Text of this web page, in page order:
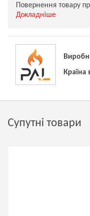
Повернення товару
Докладніше
Країна
Супутні товари